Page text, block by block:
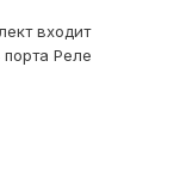
входит
Реле
пневмо
для связи